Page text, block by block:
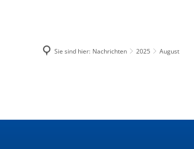
Sie sind hier: Nachrichten 2025 August